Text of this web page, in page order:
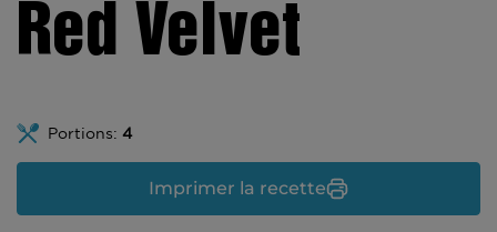
Red Velvet
Portions: 4
Imprimer la recette